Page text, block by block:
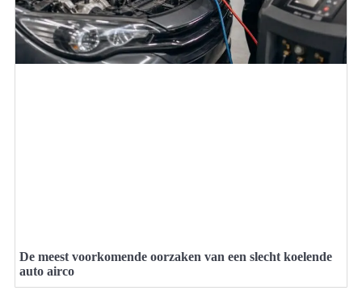
De meest voorkomende oorzaken van een slecht koelende
auto airco